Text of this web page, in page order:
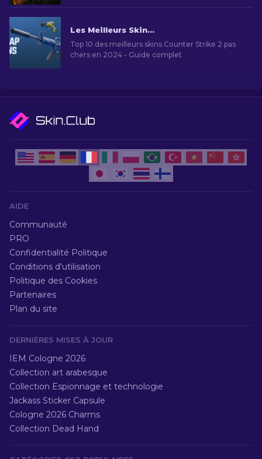
Les Meilleurs Skins Bon Marché dans CS2 [2026]
Top 10 des meilleurs skins Counter Strike 2 pas
chers en 2024 - Guide complet
AIDE
Communauté
PRO
Confidentialité Politique
Conditions d'utilisation
Politique des Cookies
Partenaires
Plan du site
DERNIÈRES MISES À JOUR
IEM Cologne 2026
Collection art arabesque
Collection Espionnage et technologie
Jackass Sticker Capsule
Cologne 2026 Charms
Collection Dead Hand